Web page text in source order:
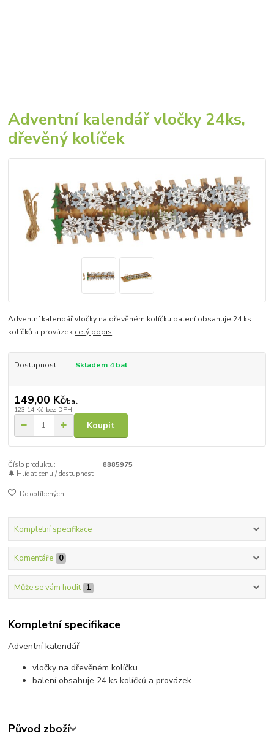
Adventní kalendář vločky 24ks,
dřevěný kolíček
Adventní kalendář vločky na dřevěném kolíčku balení obsahuje 24 ks
kolíčků a provázek celý popis
Dostupnost Skladem 4 bal
149,00 Kč/bal
123,14 Kč bez DPH
Koupit
Číslo produktu:
8885975
🔔 Hlídat cenu / dostupnost
Do oblíbených
Kompletní specifikace
Komentáře 0
Může se vám hodit 1
Kompletní specifikace
Adventní kalendář
vločky na dřevěném kolíčku
balení obsahuje 24 ks kolíčků a provázek
Původ zboží